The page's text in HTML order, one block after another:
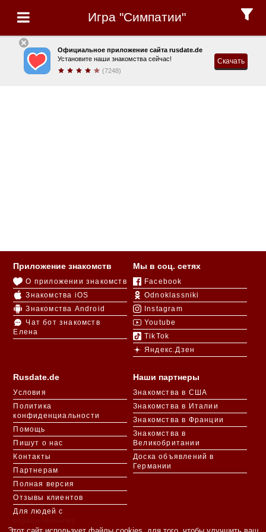
Игра "Симпатии"
Официальное приложение сайта rusdate.de
Установите наши знакомства сейчас!
(7248)
Скачать
Rusdate.de
Условия
Политика
конфиденциальности
Помощь
Пишут о нас
Контакты
Партнерам
Полная версия
Отзывы клиентов
Для людей с
возможностями
Приложение знакомств
О приложении знакомств
Знакомства iOS
Знакомства Android
Чат бот знакомств
Елена
Мы в соц. сетях
Facebook
Odnoklassniki
Instagram
Youtube
TikTok
Яндекс.Дзен
Наши партнеры
Знакомства в США
Знакомства в Италии
Знакомства в Франции
Знакомства в
Великобритании
Доска объявлений в
Германии